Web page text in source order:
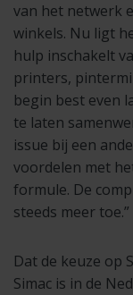
van het netwerk
winkels. Nu ligt
hulp inschakelt
printers,
begin best even
te laten
issue bij een
voordelen met
formule. De
steeds meer toe.”
Dat de keuze op
Simac is in de